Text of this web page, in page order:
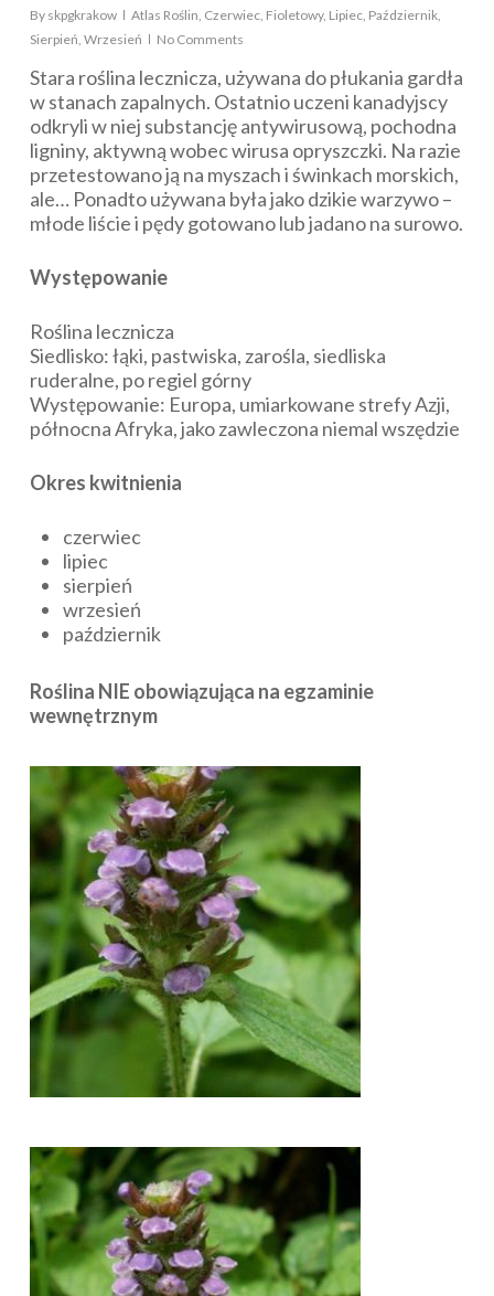
By skpgkrakow Atlas Roślin, Czerwiec, Fioletowy, Lipiec, Październik,
Sierpień, Wrzesień No Comments
Stara roślina lecznicza, używana do płukania gardła
w stanach zapalnych. Ostatnio uczeni kanadyjscy
odkryli w niej substancję antywirusową, pochodna
ligniny, aktywną wobec wirusa opryszczki. Na razie
przetestowano ją na myszach i świnkach morskich,
ale… Ponadto używana była jako dzikie warzywo –
młode liście i pędy gotowano lub jadano na surowo.
Występowanie
Roślina lecznicza
Siedlisko: łąki, pastwiska, zarośla, siedliska
ruderalne, po regiel górny
Występowanie: Europa, umiarkowane strefy Azji,
północna Afryka, jako zawleczona niemal wszędzie
Okres kwitnienia
czerwiec
lipiec
sierpień
wrzesień
październik
Roślina NIE obowiązująca na egzaminie
wewnętrznym